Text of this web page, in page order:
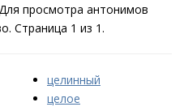
просмотра антонимов
Страница 1 из 1.
целинный
целое